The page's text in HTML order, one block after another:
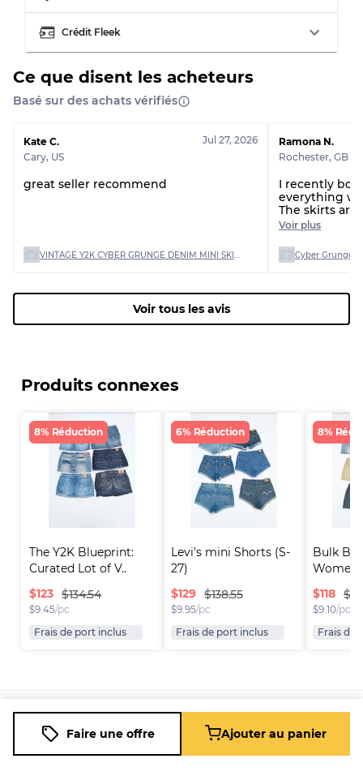
Faire une offre Ajouter au panier
Répartition pour ratios mixtes
Qualité AB
70% A, 30% B
Qualité BC
60% B, 40% C
Qualité ABC
30% A, 40% B, 30% C
Crédit Fleek
Ce que disent les acheteurs
Basé sur des achats vérifiés
Kate C.
Cary, US
Jul 27, 2026
great seller recommend
Ramona N.
Rochester, GB
I recently
everything
The skirts
is great. I will
shop
Voir plus
Voir tous les avis
Produits connexes
8% Réduction
The Y2K Blueprint:
Curated Lot of V..
$123 $134.54
$9.45/pc
Frais de port inclus
6% Réduction
Levi's mini Shorts (S-
27)
$129 $138.55
$9.95/pc
Frais de port inclus
8%
Bulk
$118
$9.10/pc
Frais de
Plateforme
Entreprise